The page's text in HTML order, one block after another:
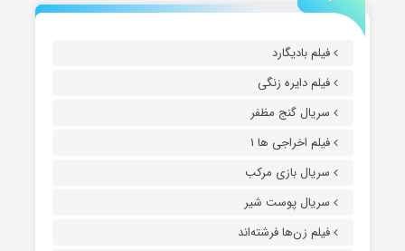
فیلم بادیگارد
فیلم دایره زنگی
سریال گنج مظفر
فیلم اخراجی ها ۱
سریال بازی مرکب
سریال پوست شیر
فیلم زن‌ها فرشته‌اند